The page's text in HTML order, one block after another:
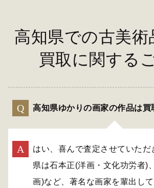
高知県での古美術
買取に関する
高知県ゆかりの画家の作品は買
はい、喜んで査定させていただ
県は石本正(洋画・文化功労者)
画)など、著名な画家を輩出し